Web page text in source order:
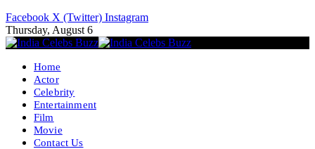
Facebook X (Twitter) Instagram
Thursday, August 6
Home
Actor
Celebrity
Entertainment
Film
Movie
Contact Us